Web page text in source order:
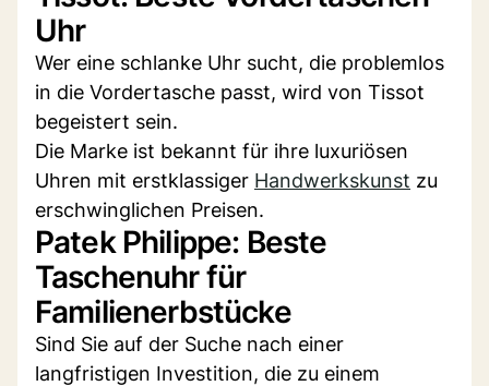
Uhr
Wer eine schlanke Uhr sucht, die problemlos
in die Vordertasche passt, wird von Tissot
begeistert sein.
Die Marke ist bekannt für ihre luxuriösen
Uhren mit erstklassiger Handwerkskunst zu
erschwinglichen Preisen.
Patek Philippe: Beste
Taschenuhr für
Familienerbstücke
Sind Sie auf der Suche nach einer
langfristigen Investition, die zu einem